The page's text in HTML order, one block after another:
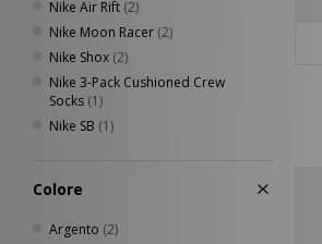
Nike Air Rift (2)
Nike Moon Racer (2)
Nike Shox (2)
Nike 3-Pack Cushioned Crew
Socks (1)
Nike SB (1)
Colore
Argento (2)